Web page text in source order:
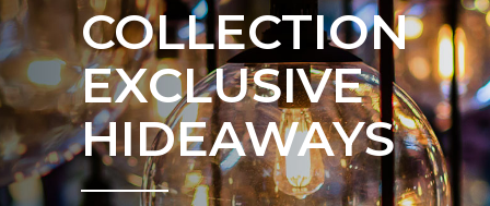
COLLECTION
EXCLUSIVE
HIDEAWAYS